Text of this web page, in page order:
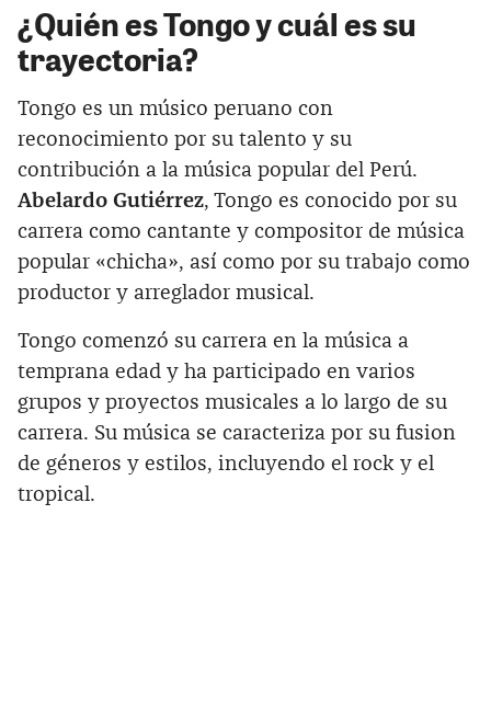
¿Quién es Tongo y cuál es su
trayectoria?
Tongo es un músico peruano con
reconocimiento por su talento y su
contribución a la música popular del Perú.
Abelardo Gutiérrez, Tongo es conocido por su
carrera como cantante y compositor de música
popular «chicha», así como por su trabajo como
productor y arreglador musical.
Tongo comenzó su carrera en la música a
temprana edad y ha participado en varios
grupos y proyectos musicales a lo largo de su
carrera. Su música se caracteriza por su fusion
de géneros y estilos, incluyendo el rock y el
tropical.